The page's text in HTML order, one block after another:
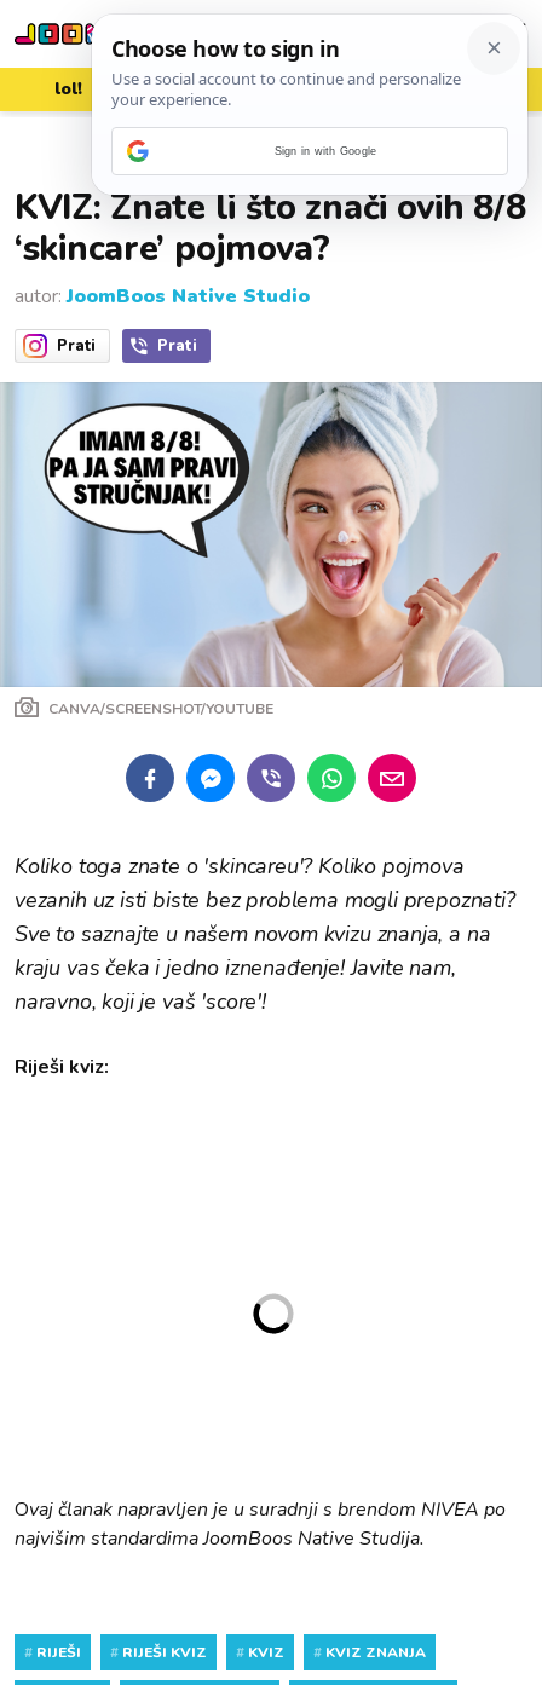
lol! aww vrh! woot?!
KVIZ: Znate li što znači ovih 8/8
‘skincare’ pojmova?
autor:JoomBoos Native Studio
Prati Prati
CANVA/SCREENSHOT/YOUTUBE
Koliko toga znate o 'skincareu'? Koliko pojmova
vezanih uz isti biste bez problema mogli prepoznati?
Sve to saznajte u našem novom kvizu znanja, a na
kraju vas čeka i jedno iznenađenje! Javite nam,
naravno, koji je vaš 'score'!
Riješi kviz:
Ovaj članak napravljen je u suradnji s brendom NIVEA po
najvišim standardima JoomBoos Native Studija.
# RIJEŠI # RIJEŠI KVIZ # KVIZ # KVIZ ZNANJA
Sign in with Google